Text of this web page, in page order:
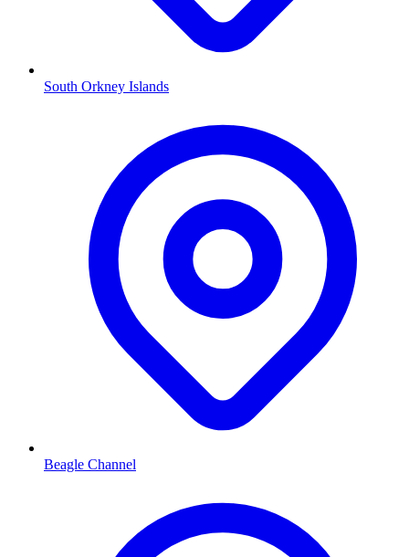
South Orkney Islands
Beagle Channel